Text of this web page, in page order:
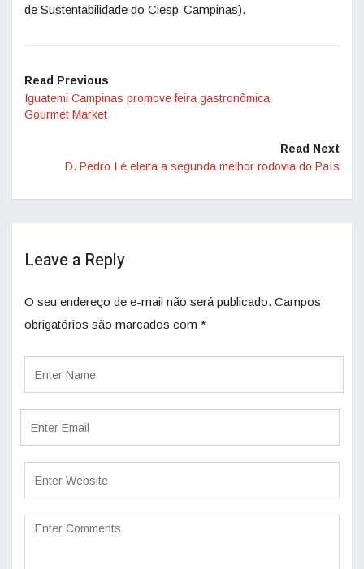
de Sustentabilidade do Ciesp-Campinas).
Read Previous
Iguatemi Campinas promove feira gastronômica
Gourmet Market
Read Next
D. Pedro I é eleita a segunda melhor rodovia do País
Leave a Reply
O seu endereço de e-mail não será publicado. Campos
obrigatórios são marcados com *